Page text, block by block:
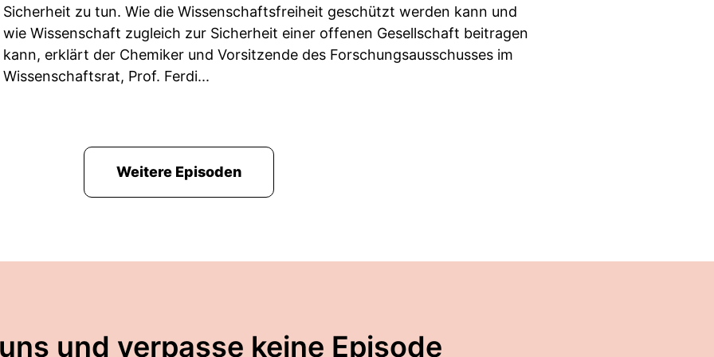
Sicherheit zu tun. Wie die Wissenschaftsfreiheit geschützt werden kann und
wie Wissenschaft zugleich zur Sicherheit einer offenen Gesellschaft beitragen
kann, erklärt der Chemiker und Vorsitzende des Forschungsausschusses im
Wissenschaftsrat, Prof. Ferdi...
Weitere Episoden
und verpasse keine Episode